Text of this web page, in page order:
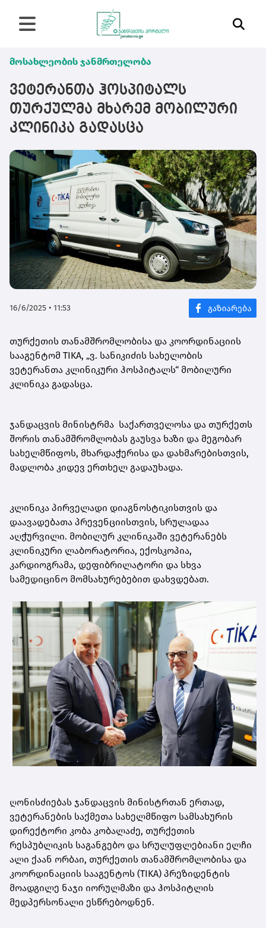
მოსახლეობის ჯანმრთელობა
ვეტერანთა ჰოსპიტალს
თურქულმა მხარემ მობილური
კლინიკა გადასცა
16/6/2025 • 11:53
თურქეთის თანამშრომლობისა და კოორდინაციის
სააგენტომ TIKA, „ვ. სანიკიძის სახელობის
ვეტერანთა კლინიკური ჰოსპიტალს“ მობილური
კლინიკა გადასცა.
ჯანდაცვის მინისტრმა საქართველოსა და თურქეთს
შორის თანამშრომლობას გაუსვა ხაზი და მეგობარ
სახელმწიფოს, მხარდაჭერისა და დახმარებისთვის,
მადლობა კიდევ ერთხელ გადაუხადა.
კლინიკა პირველადი დიაგნოსტიკისთვის და
დაავადებათა პრევენციისთვის, სრულადაა
აღჭურვილი. მობილურ კლინიკაში ვეტერანებს
კლინიკური ლაბორატორია, ექოსკოპია,
კარდიოგრამა, დეფიბრილატორი და სხვა
სამედიცინო მომსახურებებით დახვდებათ.
ღონისძიებას ჯანდაცვის მინისტრთან ერთად,
ვეტერანების საქმეთა სახელმწიფო სამსახურის
დირექტორი კობა კობალაძე, თურქეთის
რესპუბლიკის საგანგებო და სრულუფლებიანი ელჩი
ალი ქაან ორბაი, თურქეთის თანამშრომლობისა და
კოორდინაციის სააგენტოს (TIKA) პრეზიდენტის
მოადგილე ნაჯი იორულმაზი და ჰოსპიტლის
მედპერსონალი ესწრებოდნენ.